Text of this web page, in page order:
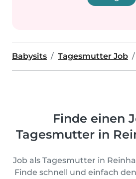
Babysits Tagesmutter Job
Finde einen
Tagesmutter in
Job als Tagesmutter in
Finde schnell und einfach